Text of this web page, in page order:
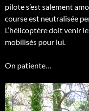
pilote s’est salement
course est neutralisée
L’hélicoptère doit venir
mobilisés pour lui.
On patiente…